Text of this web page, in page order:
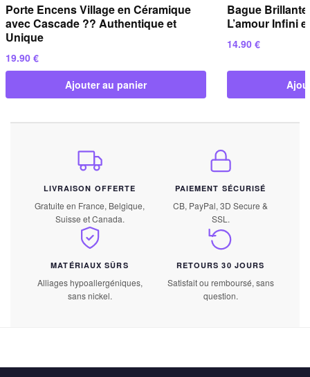
Porte Encens Village en Céramique
avec Cascade ?? Authentique et
Unique
19.90 €
Ajouter au panier
Bague
L’amour Infini
14.90 €
LIVRAISON OFFERTE
Gratuite en France, Belgique,
Suisse et Canada.
PAIEMENT SÉCURISÉ
CB, PayPal, 3D Secure &
SSL.
MATÉRIAUX SÛRS
Alliages hypoallergéniques,
sans nickel.
RETOURS 30 JOURS
Satisfait ou remboursé, sans
question.